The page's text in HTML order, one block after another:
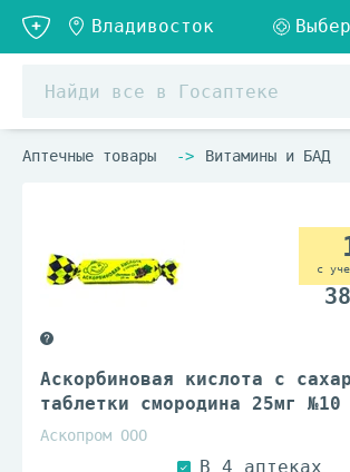
Аптечные товары Витамины и БАД
Аскорбиновая кислота с
таблетки смородина 25мг №10
Аскопром ООО
с
38